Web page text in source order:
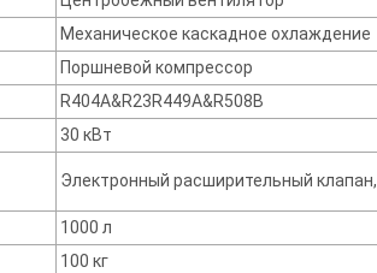
Механическое каскадное охлаждение
Поршневой компрессор
R404A&R23R449A&R508B
30 кВт
Электронный расширительный
1000 л
100 кг